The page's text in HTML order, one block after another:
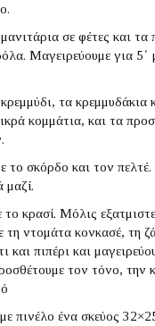
σε φέτες και τα
Μαγειρεύουμε για 5΄
τα κρεμμυδάκια
κομμάτια, και τα
το σκόρδο και τον
μαζί.
το κρασί. Μόλις
τη ντομάτα κονκασέ, τη
και πιπέρι και
τον τόνο, την
πινέλο ένα σκεύος